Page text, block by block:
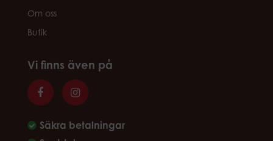
Om oss
Butik
Vi finns även på
Säkra betalningar